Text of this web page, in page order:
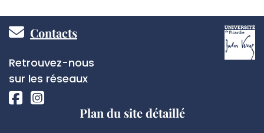
Pied
de
page
Contacts
Réseaux
sociaux
Retrouvez-nous
sur les réseaux
Plan du site détaillé